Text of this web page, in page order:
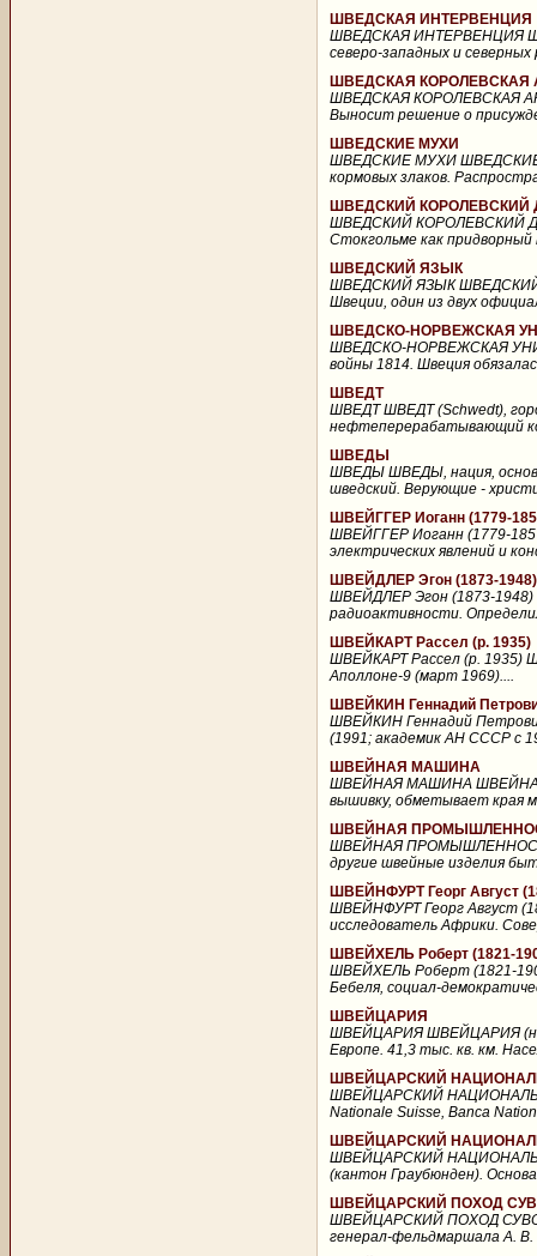
ШВЕДСКАЯ ИНТЕРВЕНЦИЯ
ШВЕДСКАЯ ИНТЕРВЕНЦИЯ
северо-западных и
ШВЕДСКАЯ КОРОЛЕВСКАЯ
ШВЕДСКАЯ КОРОЛЕВСКАЯ
Выносит решение о
ШВЕДСКИЕ МУХИ
ШВЕДСКИЕ МУХИ ШВЕДСКИЕ
кормовых злаков.
ШВЕДСКИЙ КОРОЛЕВСКИЙ
ШВЕДСКИЙ КОРОЛЕВСКИЙ
Стокгольме как
ШВЕДСКИЙ ЯЗЫК
ШВЕДСКИЙ ЯЗЫК ШВЕДСКИЙ
Швеции, один из двух
ШВЕДСКО-НОРВЕЖСКАЯ
ШВЕДСКО-НОРВЕЖСКАЯ
войны 1814. Швеция
ШВЕДТ
ШВЕДТ ШВЕДТ (Schwedt),
нефтеперерабатывающий
ШВЕДЫ
ШВЕДЫ ШВЕДЫ, нация,
шведский. Верующие -
ШВЕЙГГЕР Иоганн (1779-
ШВЕЙГГЕР Иоганн (1779-
электрических явлений и
ШВЕЙДЛЕР Эгон (1873-1948)
ШВЕЙДЛЕР Эгон (1873-1948)
радиоактивности.
ШВЕЙКАРТ Рассел (р. 1935)
ШВЕЙКАРТ Рассел (р. 1935)
Аполлоне-9 (март 1969)....
ШВЕЙКИН Геннадий
ШВЕЙКИН Геннадий
(1991; академик АН СССР с
ШВЕЙНАЯ МАШИНА
ШВЕЙНАЯ МАШИНА ШВЕЙНАЯ
вышивку, обметывает края
ШВЕЙНАЯ
ШВЕЙНАЯ
другие швейные изделия
ШВЕЙНФУРТ Георг Август
ШВЕЙНФУРТ Георг Август
исследователь Африки.
ШВЕЙХЕЛЬ Роберт (1821-
ШВЕЙХЕЛЬ Роберт (1821-
Бебеля, социал-
ШВЕЙЦАРИЯ
ШВЕЙЦАРИЯ ШВЕЙЦАРИЯ
Европе. 41,3 тыс. кв. км.
ШВЕЙЦАРСКИЙ
ШВЕЙЦАРСКИЙ
Nationale Suisse, Banca
ШВЕЙЦАРСКИЙ
ШВЕЙЦАРСКИЙ
(кантон Граубюнден).
ШВЕЙЦАРСКИЙ ПОХОД
ШВЕЙЦАРСКИЙ ПОХОД
генерал-фельдмаршала А. В.